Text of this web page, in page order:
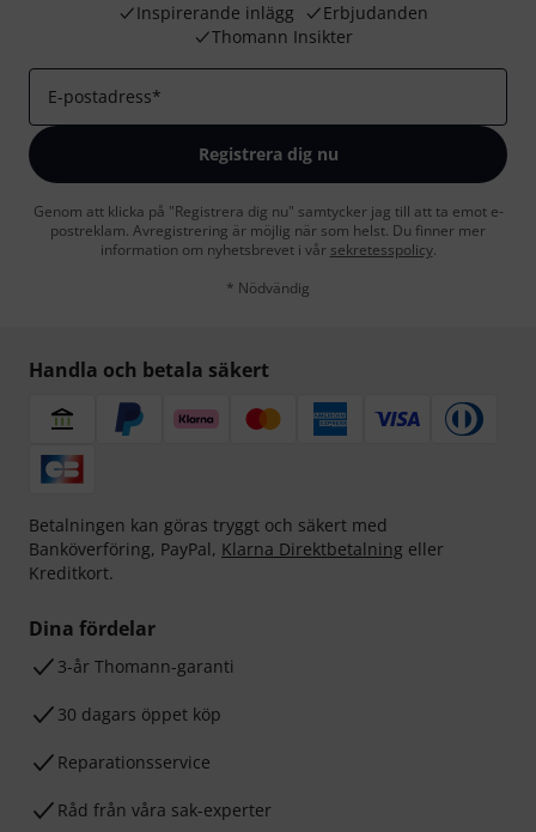
Inspirerande inlägg
Erbjudanden
Thomann Insikter
E-postadress*
Registrera dig nu
Genom att klicka på "Registrera dig nu" samtycker jag till att ta emot e-
postreklam. Avregistrering är möjlig när som helst. Du finner mer
information om nyhetsbrevet i vår sekretesspolicy.
* Nödvändig
Handla och betala säkert
Betalningen kan göras tryggt och säkert med
Banköverföring, PayPal, Klarna Direktbetalning eller
Kreditkort.
Dina fördelar
3-år Thomann-garanti
30 dagars öppet köp
Reparationsservice
Råd från våra sak-experter